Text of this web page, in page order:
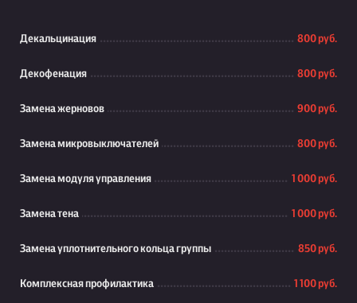
Декальцинация 800 руб.
Декофенация 800 руб.
Замена жерновов 900 руб.
Замена микровыключателей 800 руб.
Замена модуля управления 1 000 руб.
Замена тена 1 000 руб.
Замена уплотнительного кольца группы 850 руб.
Комплексная профилактика 1 100 руб.